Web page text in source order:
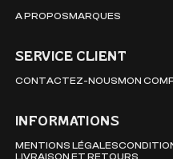
A PROPOSMARQUES
SERVICE CLIENT
CONTACTEZ-NOUSMON
INFORMATIONS
MENTIONS LÉGALES
LIVRAISON ET RETOURS